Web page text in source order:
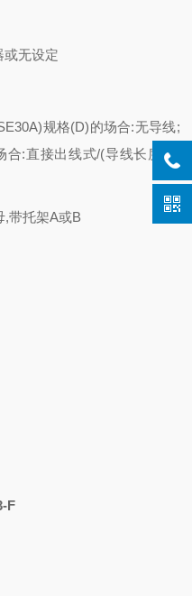
或无设定
规格(D)的场合:无导线;
:直接出线式/(导线长度0.6
,带托架A或B
F